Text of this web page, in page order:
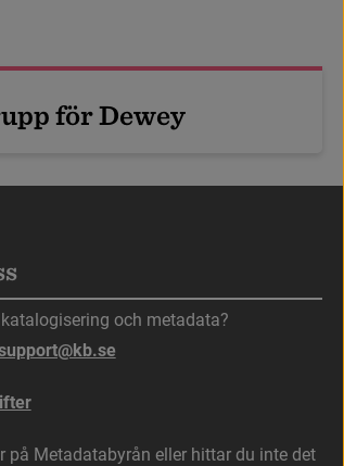
uppförDewey
och metadata?
på Metadatabyrån eller hittar du inte det